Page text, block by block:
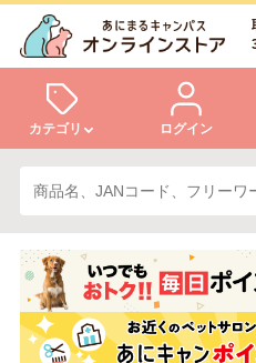
カテゴリ
犬
小動物・鳥
ログイン
ログイン
会員登録
あにまるキャンパスについて